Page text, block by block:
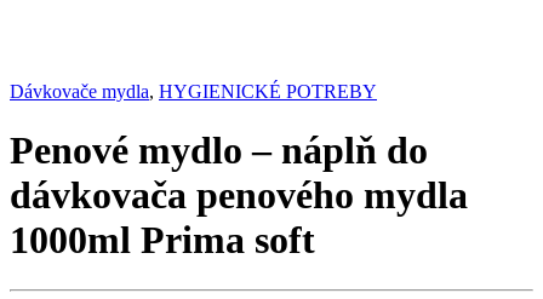
Dávkovače mydla, HYGIENICKÉ POTREBY
Penové mydlo – náplň do
dávkovača penového mydla
1000ml Prima soft